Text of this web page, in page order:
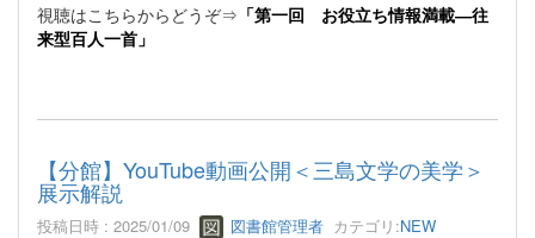
視聴はこちらからどうぞ⇒ 「第一回 お役立ち情報満載―往
来型百人一首」
【分館】YouTube動画公開＜三島文学の美学＞
展示解説
投稿日時 : 2025/01/09 図書館管理者 カテゴリ:NEW